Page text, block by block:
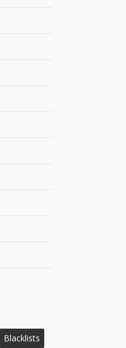
Blacklists